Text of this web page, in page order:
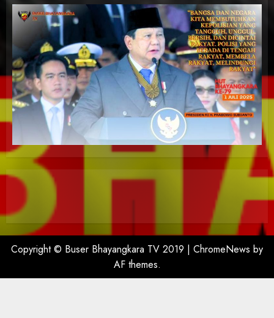
Copyright © Buser Bhayangkara TV 2019 | ChromeNews by
AF themes.